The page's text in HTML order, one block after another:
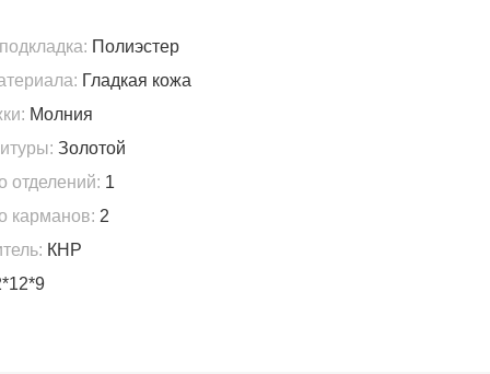
Полиэстер
Гладкая кожа
Молния
Золотой
отделений: 1
карманов: 2
КНР